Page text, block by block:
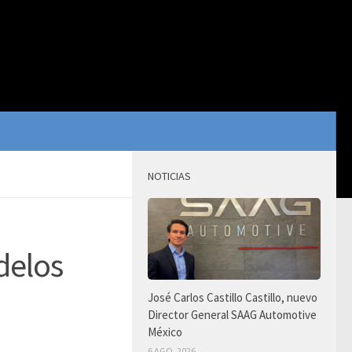
NOTICIAS
José Carlos Castillo Castillo, nuevo
Director General SAAG Automotive
México